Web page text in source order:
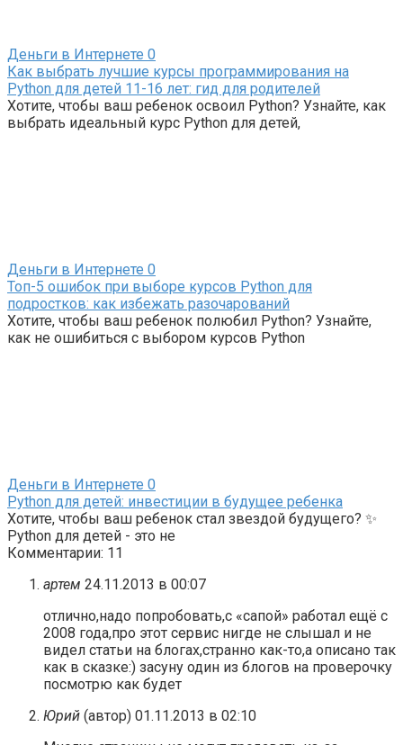
Деньги в Интернете 0
Как выбрать лучшие курсы программирования на
Python для детей 11-16 лет: гид для родителей
Хотите, чтобы ваш ребенок освоил Python? Узнайте, как
выбрать идеальный курс Python для детей,
Деньги в Интернете 0
Топ-5 ошибок при выборе курсов Python для
подростков: как избежать разочарований
Хотите, чтобы ваш ребенок полюбил Python? Узнайте,
как не ошибиться с выбором курсов Python
Деньги в Интернете 0
Python для детей: инвестиции в будущее ребенка
Хотите, чтобы ваш ребенок стал звездой будущего? ✨
Python для детей - это не
Комментарии: 11
артем 24.11.2013 в 00:07
отлично,надо попробовать,с «сапой» работал ещё с
2008 года,про этот сервис нигде не слышал и не
видел статьи на блогах,странно как-то,а описано так
как в сказке:) засуну один из блогов на проверочку
посмотрю как будет
Юрий (автор) 01.11.2013 в 02:10